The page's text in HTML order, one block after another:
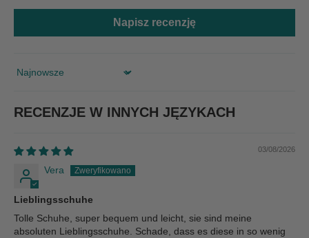
Napisz recenzję
Sort by
RECENZJE W INNYCH JĘZYKACH
03/08/2026
Vera
Lieblingsschuhe
Tolle Schuhe, super bequem und leicht, sie sind meine
absoluten Lieblingsschuhe. Schade, dass es diese in so wenig